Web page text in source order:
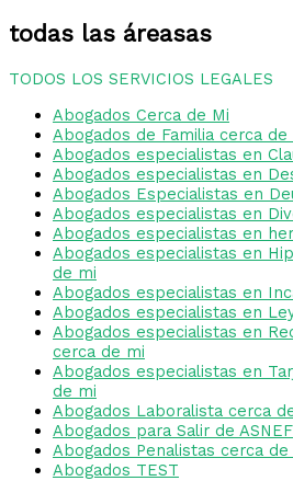
todas las áreasas
TODOS LOS SERVICIOS LEGALES
Abogados Cerca de Mi
Abogados de Familia cerca de
Abogados especialistas en
Abogados especialistas en
Abogados Especialistas en
Abogados especialistas en
Abogados especialistas en
Abogados especialistas en
de mi
Abogados especialistas en
Abogados especialistas en
Abogados especialistas en
cerca de mi
Abogados especialistas en
de mi
Abogados Laboralista cerca
Abogados para Salir de ASNEF
Abogados Penalistas cerca de
Abogados TEST